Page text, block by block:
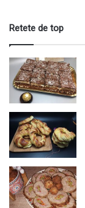
Retete de top